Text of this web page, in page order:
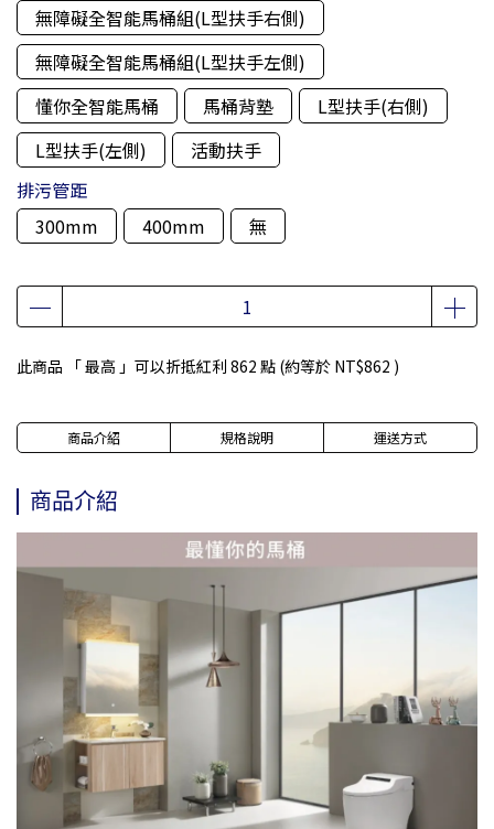
無障礙全智能馬桶組(L型扶手右側)
無障礙全智能馬桶組(L型扶手左側)
懂你全智能馬桶
馬桶背塾
L型扶手(右側)
L型扶手(左側)
活動扶手
排污管距
300mm
400mm 無
此商品 「 最高 」可以折抵紅利 862 點 (約等於 NT$862 )
商品介紹 規格說明 運送方式
商品介紹